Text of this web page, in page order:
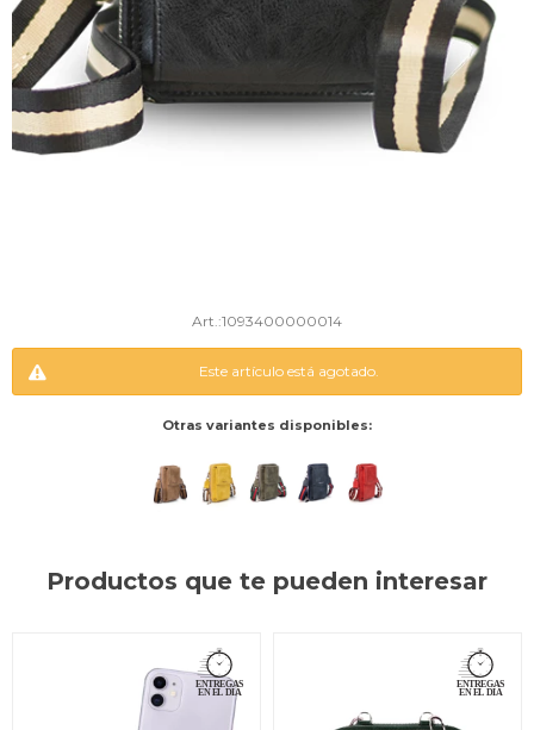
1093400000014
Este artículo está agotado.
Otras variantes disponibles:
Productos que te pueden interesar